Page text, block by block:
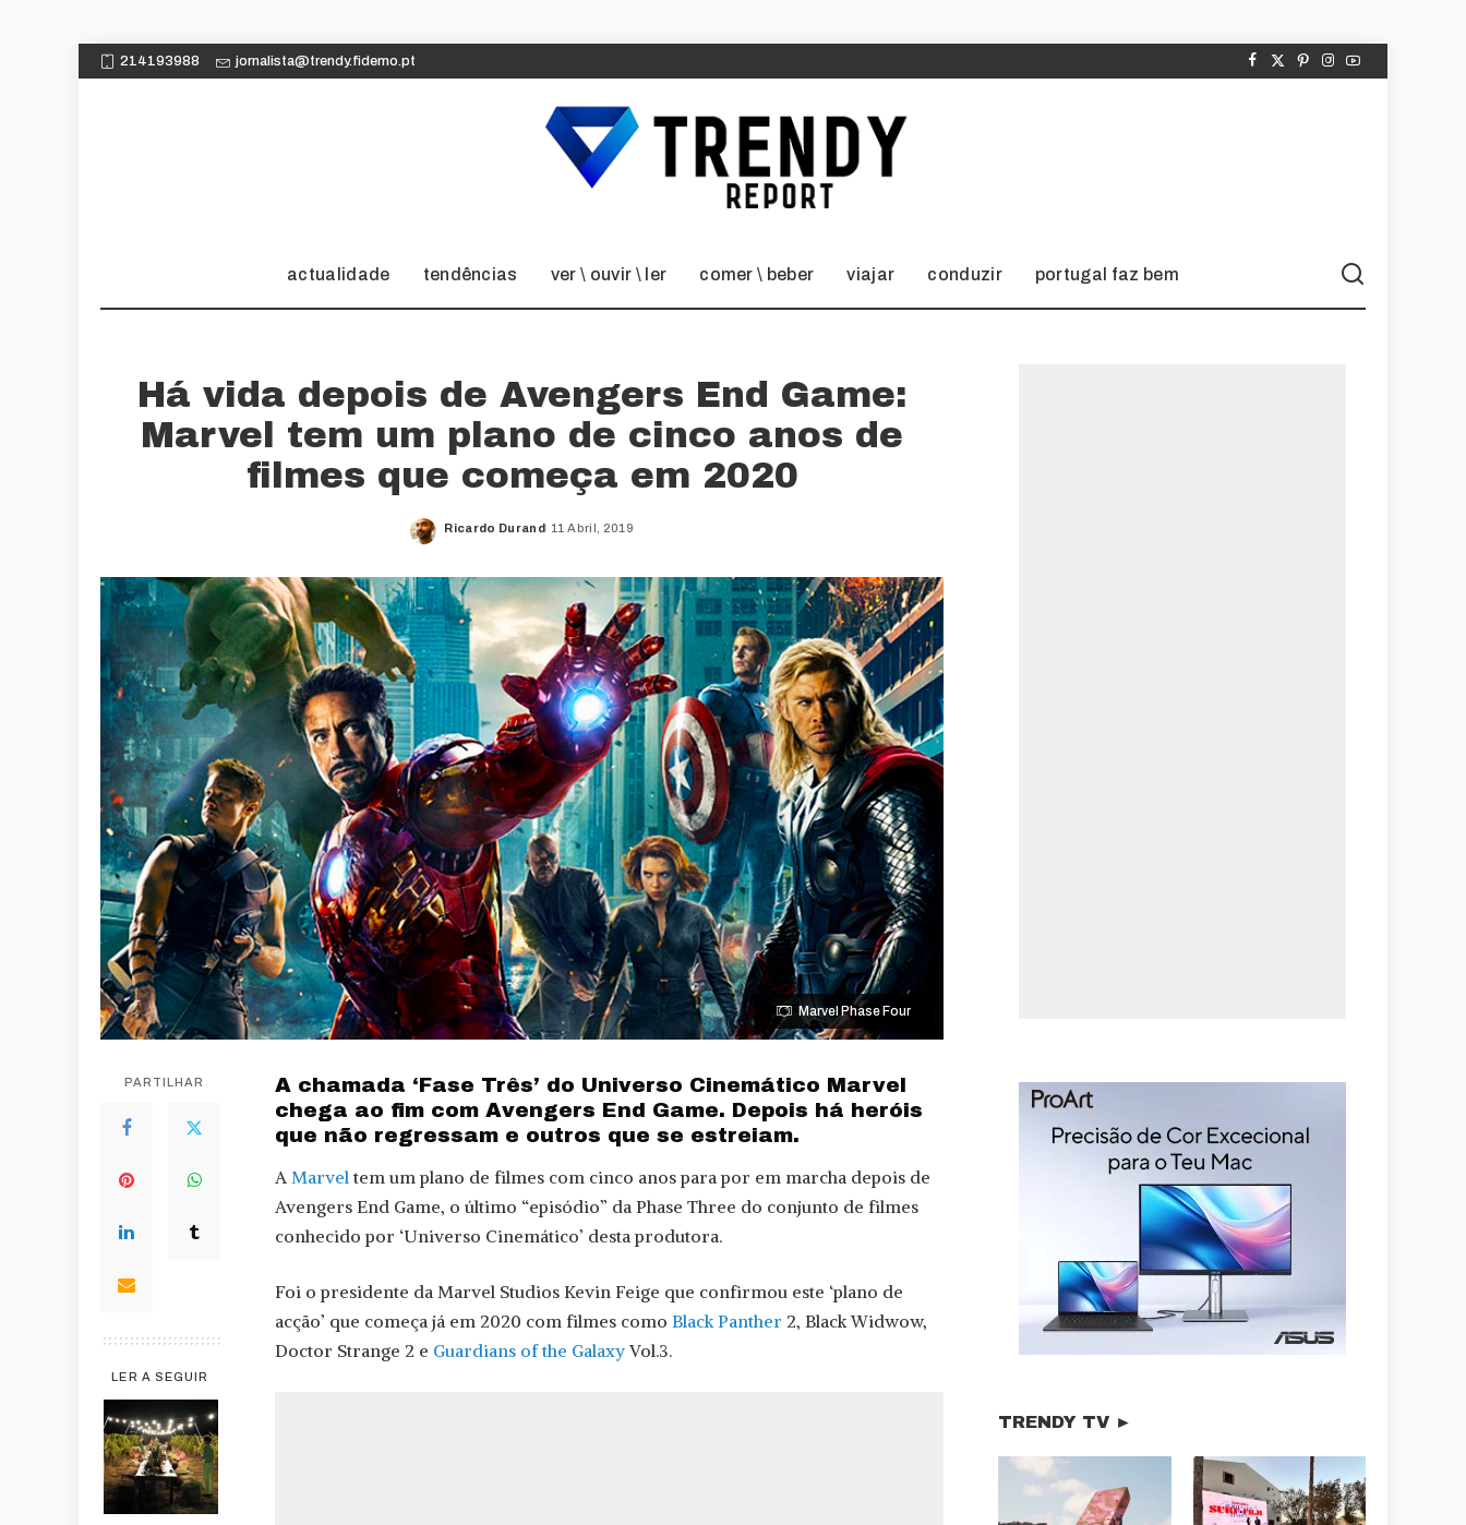
214193988 jornalista@trendy.fidemo.pt
actualidade tendências ver \ ouvir \ ler comer \ beber viajar conduzir portugal faz bem
Há vida depois de Avengers End Game:
Marvel tem um plano de cinco anos de
filmes que começa em 2020
Posted
Ricardo Durand 11 Abril, 2019
Marvel Phase Four
PARTILHAR
LER A SEGUIR
A chamada ‘Fase Três’ do Universo Cinemático Marvel
chega ao fim com Avengers End Game. Depois há heróis
que não regressam e outros que se estreiam.
A Marveltem um plano de filmes com cinco anos para por em marcha depois de
Avengers End Game, o último “episódio” da Phase Three do conjunto de filmes
conhecido por ‘Universo Cinemático’ desta produtora.
Foi o presidente da Marvel Studios Kevin Feige que confirmou este ‘plano de
acção’ que começa já em 2020 com filmes como Black Panther 2, Black Widwow,
Doctor Strange 2 e Guardians of the Galaxy Vol.3.
TRENDY TV ►